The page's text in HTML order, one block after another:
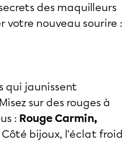
des maquilleurs
votre nouveau sourire :
qui jaunissent
sur des rouges à
: Rouge Carmin,
Côté bijoux, l'éclat froid